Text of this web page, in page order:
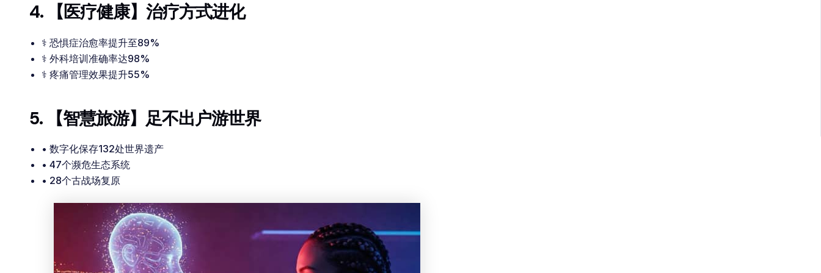
4. 【医疗健康】治疗方式进化
⚕️ 恐惧症治愈率提升至89%
⚕️ 外科培训准确率达98%
⚕️ 疼痛管理效果提升55%
5. 【智慧旅游】足不出户游世界
• 数字化保存132处世界遗产
• 47个濒危生态系统
• 28个古战场复原